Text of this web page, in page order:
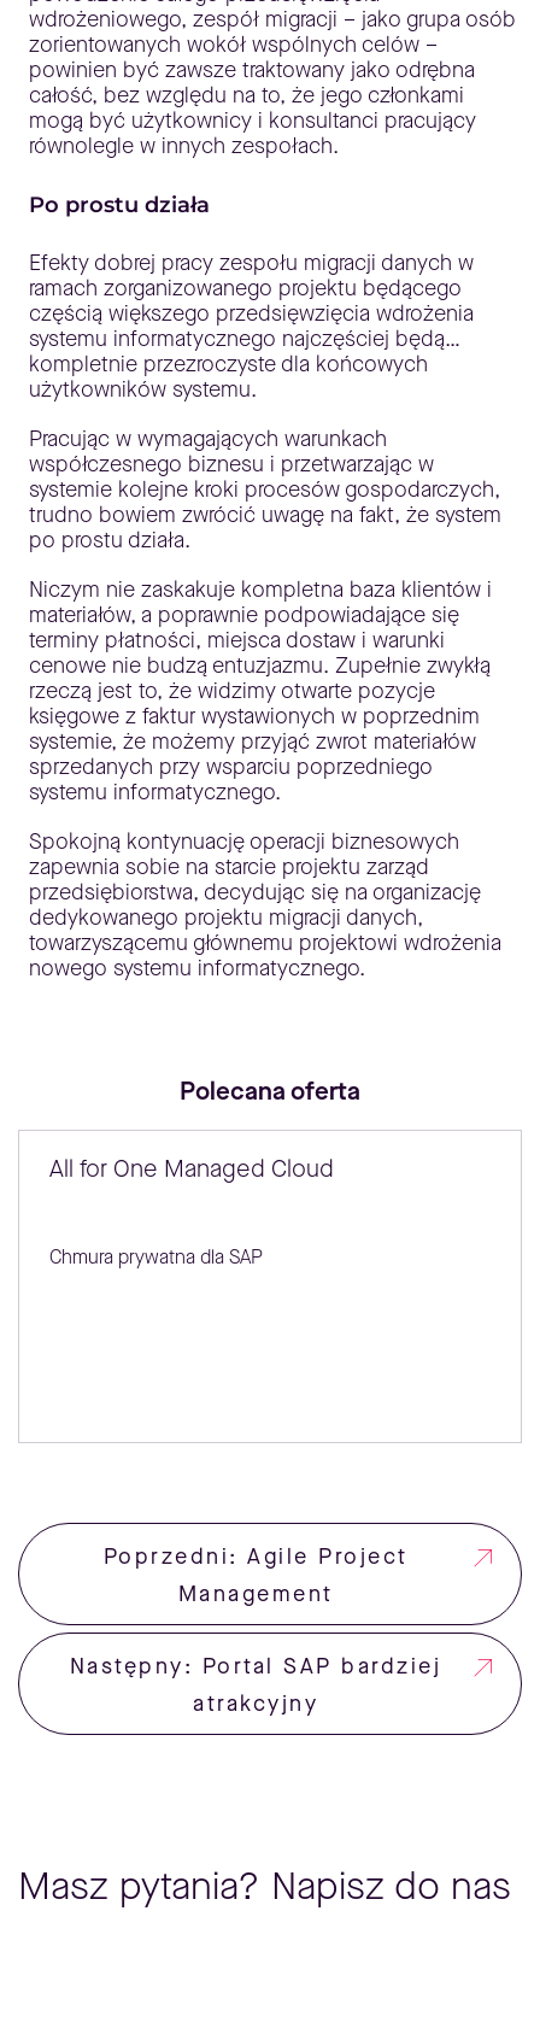
wdrożeniowego, zespół migracji – jako grupa osób
zorientowanych wokół wspólnych celów –
powinien być zawsze traktowany jako odrębna
całość, bez względu na to, że jego członkami
mogą być użytkownicy i konsultanci pracujący
równolegle w innych zespołach.
Po prostu działa
Efekty dobrej pracy zespołu migracji danych w
ramach zorganizowanego projektu będącego
częścią większego przedsięwzięcia wdrożenia
systemu informatycznego najczęściej będą…
kompletnie przezroczyste dla końcowych
użytkowników systemu.
Pracując w wymagających warunkach
współczesnego biznesu i przetwarzając w
systemie kolejne kroki procesów gospodarczych,
trudno bowiem zwrócić uwagę na fakt, że system
po prostu działa.
Niczym nie zaskakuje kompletna baza klientów i
materiałów, a poprawnie podpowiadające się
terminy płatności, miejsca dostaw i warunki
cenowe nie budzą entuzjazmu. Zupełnie zwykłą
rzeczą jest to, że widzimy otwarte pozycje
księgowe z faktur wystawionych w poprzednim
systemie, że możemy przyjąć zwrot materiałów
sprzedanych przy wsparciu poprzedniego
systemu informatycznego.
Spokojną kontynuację operacji biznesowych
zapewnia sobie na starcie projektu zarząd
przedsiębiorstwa, decydując się na organizację
dedykowanego projektu migracji danych,
towarzyszącemu głównemu projektowi wdrożenia
nowego systemu informatycznego.
Polecana oferta
All for One Managed Cloud
Chmura prywatna dla SAP
Poprzedni: Agile Project
Management
Następny: Portal SAP bardziej
atrakcyjny
Masz pytania? Napisz do nas